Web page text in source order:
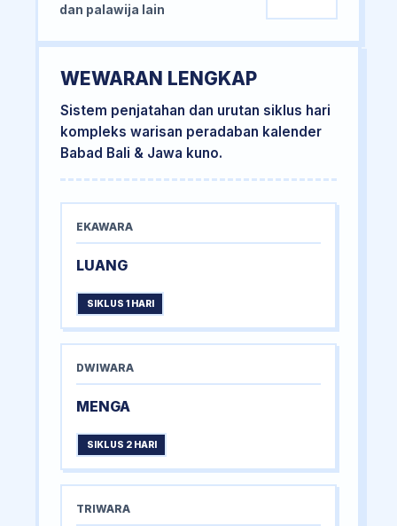
dan palawija lain
WEWARAN LENGKAP
Sistem penjatahan dan urutan siklus hari
kompleks warisan peradaban kalender
Babad Bali & Jawa kuno.
EKAWARA
LUANG
SIKLUS 1 HARI
DWIWARA
MENGA
SIKLUS 2 HARI
TRIWARA